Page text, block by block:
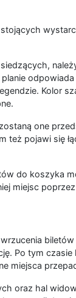
Kolor
one
też pojawi się
do koszyka
miejsc
Po tym
miejsca
oraz hal